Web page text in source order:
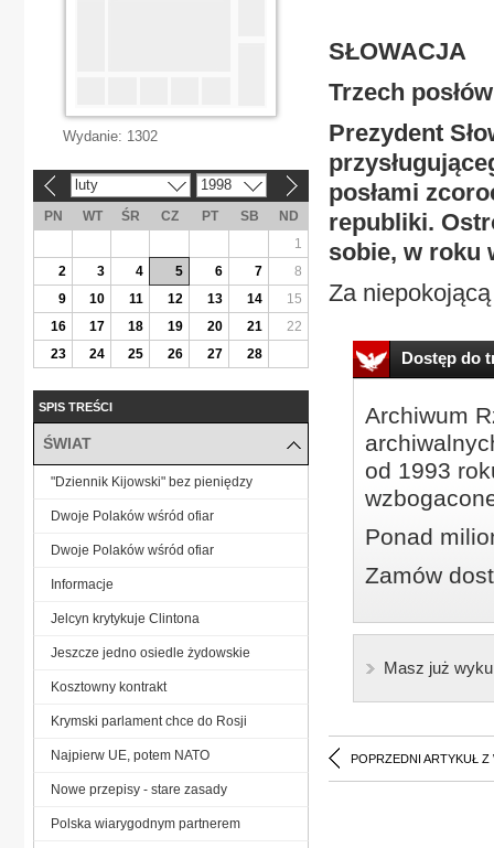
SŁOWACJA
Trzech
Prezydent
posłami
republiki.
sobie, w roku
Za niepokojącą
Dostęp do
Archiwum
od 1993
Ponad
Zamów
Masz już
POPRZEDNI ARTYKUŁ Z
Wydanie: 1302
luty 1998
PN WT ŚR CZ PT SB
ND
1
2
3 4 5 6 7
8
9
10 11 12 13 14
15
16
17 18 19 20 21
22
23
24 25 26 27 28
SPIS TREŚCI
ŚWIAT
"Dziennik Kijowski" bez pieniędzy
Dwoje Polaków wśród ofiar
Dwoje Polaków wśród ofiar
Informacje
Jelcyn krytykuje Clintona
Jeszcze jedno osiedle żydowskie
Kosztowny kontrakt
Krymski parlament chce do Rosji
Najpierw UE, potem NATO
Nowe przepisy - stare zasady
Polska wiarygodnym partnerem